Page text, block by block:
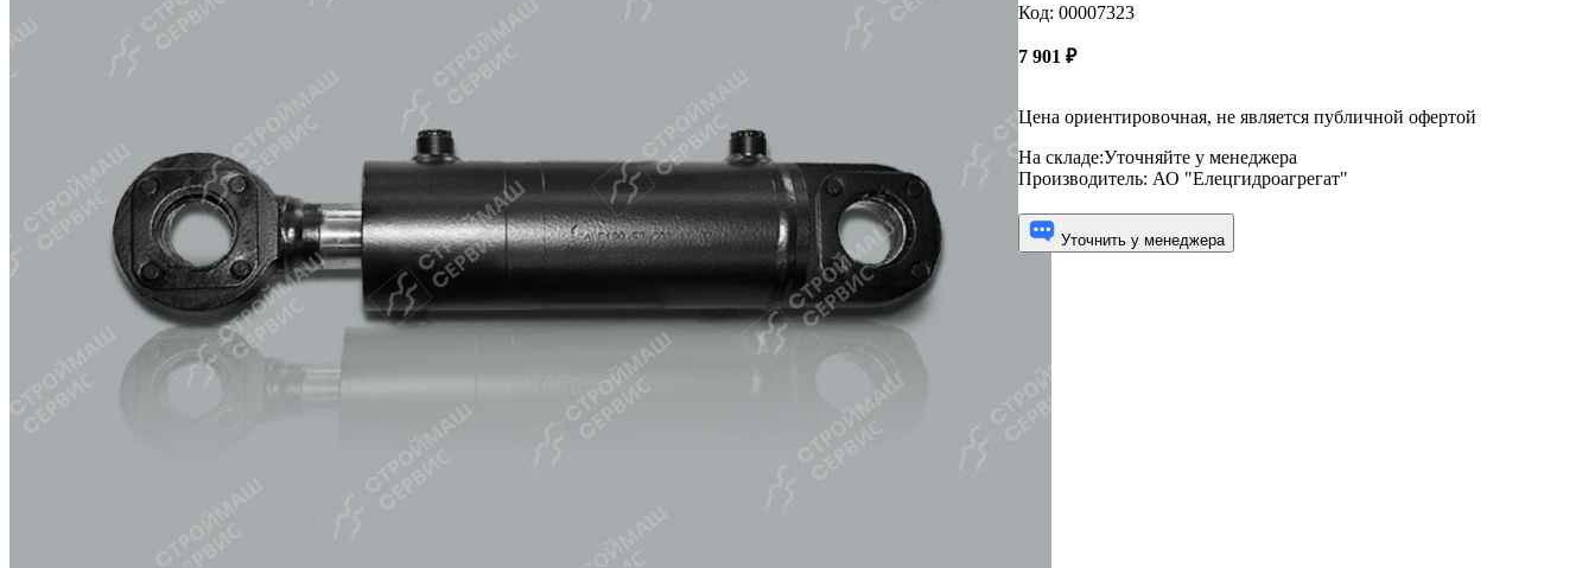
Код: 00007323
7 901₽
Цена ориентировочная, не является публичной офертой
На складе:Уточняйте у менеджера
Производитель: АО "Елецгидроагрегат"
Уточнить у менеджера